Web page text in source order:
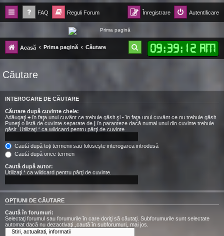
FAQ Reguli Forum Autentificare
Înregistrare
Forum Ecolomania™®
-= Idei pentru viitor =-
Acasă Prima pagină Căutare 09:39: 13 AM
ă
Căutare
INTEROGARE DE CĂUTARE
Căutare după cuvinte cheie:
Adăugaţi + în faţa unui cuvânt ce trebuie găsit şi - în faţa unui cuvânt ce nu trebuie găsit.
Puneţi o listă de cuvinte separate de | în paranteze dacă numai unul din cuvinte trebuie
găsit. Utilizaţi * ca wildcard pentru părţi de cuvinte.
Caută după toţi termenii sau foloseşte interogarea introdusă
Caută după orice termen
Caută după autor:
Utilizaţi * ca wildcard pentru părţi de cuvinte.
OPŢIUNI DE CĂUTARE
Caută în forumuri:
Selectaţi forumul sau forumurile în care doriţi să căutaţi. Subforumurile sunt selectate
automat dacă nu dezactivaţi „caută în subforumuri„ mai jos.